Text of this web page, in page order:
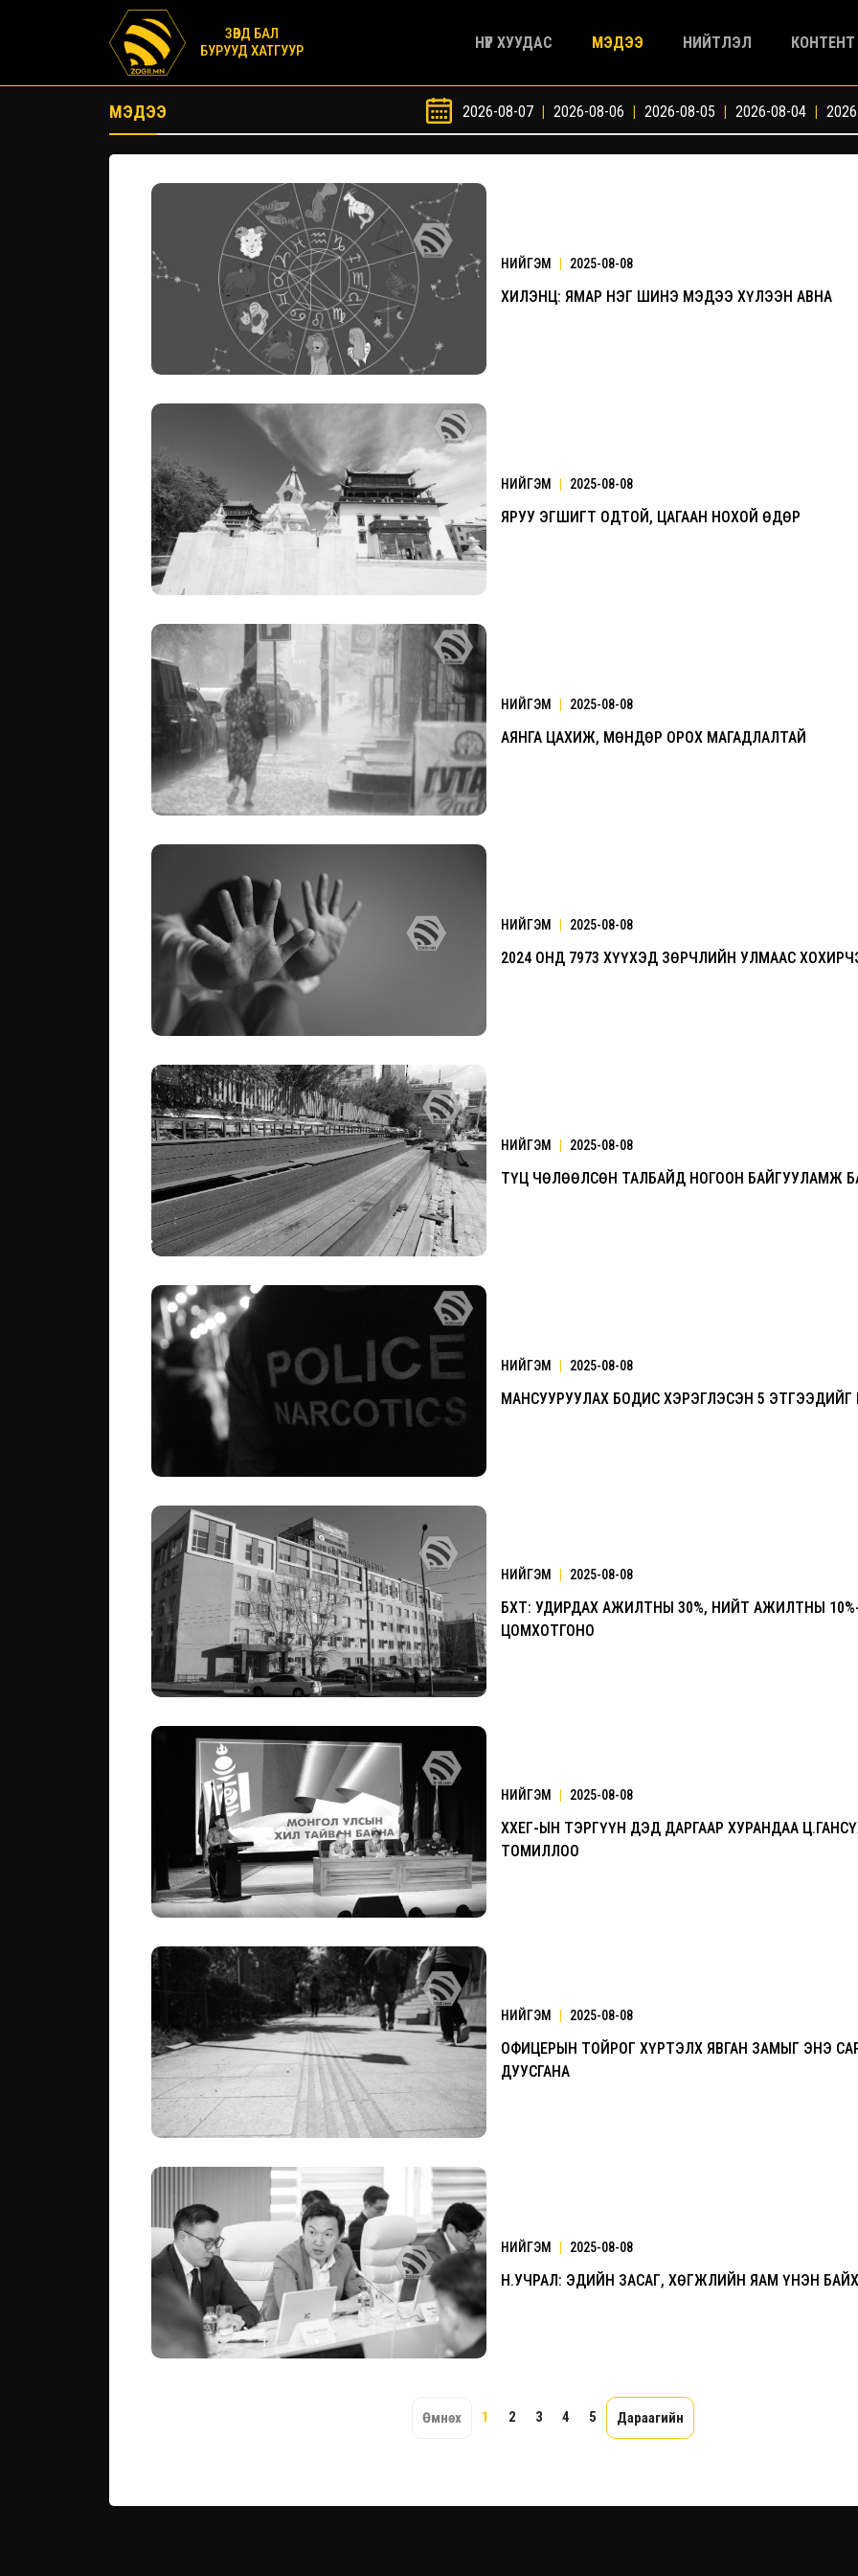
ЗӨВД БАЛ
БУРУУД ХАТГУУР
НҮҮР ХУУДАС МЭДЭЭ НИЙТЛЭЛ КОНТЕНТ
МЭДЭЭ 2026-08-07 | 2026-08-06 | 2026-08-05 | 2026-08-04 |
НИЙГЭМ | 2025-08-08
ХИЛЭНЦ: ЯМАР НЭГ ШИНЭ МЭДЭЭ ХҮЛЭЭН АВНА
НИЙГЭМ | 2025-08-08
ЯРУУ ЭГШИГТ ОДТОЙ, ЦАГААН НОХОЙ ӨДӨР
НИЙГЭМ | 2025-08-08
АЯНГА ЦАХИЖ, МӨНДӨР ОРОХ МАГАДЛАЛТАЙ
НИЙГЭМ | 2025-08-08
2024 ОНД 7973 ХҮҮХЭД ЗӨРЧЛИЙН УЛМААС
НИЙГЭМ | 2025-08-08
ТҮЦ ЧӨЛӨӨЛСӨН ТАЛБАЙД НОГООН БАЙГУУЛАМЖ
НИЙГЭМ | 2025-08-08
МАНСУУРУУЛАХ БОДИС ХЭРЭГЛЭСЭН 5 ЭТГЭЭДИЙГ
НИЙГЭМ | 2025-08-08
БХТ: УДИРДАХ АЖИЛТНЫ 30%, НИЙТ АЖИЛТНЫ
ЦОМХОТГОНО
НИЙГЭМ | 2025-08-08
ХХЕГ-ЫН ТЭРГҮҮН ДЭД ДАРГААР ХУРАНДАА
ТОМИЛЛОО
НИЙГЭМ | 2025-08-08
ОФИЦЕРЫН ТОЙРОГ ХҮРТЭЛХ ЯВГАН ЗАМЫГ ЭНЭ
ДУУСГАНА
НИЙГЭМ | 2025-08-08
Н.УЧРАЛ: ЭДИЙН ЗАСАГ, ХӨГЖЛИЙН ЯАМ ҮНЭН
Өмнөх 1 2 3 4 5 Дараагийн